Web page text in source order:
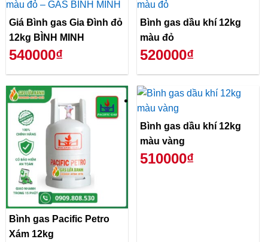
Giá Bình gas Gia Đình đỏ
12kg BÌNH MINH
540000₫
Bình gas dầu khí 12kg
màu đỏ
520000₫
Bình gas Pacific Petro
Xám 12kg
Bình gas dầu khí 12kg
màu vàng
510000₫